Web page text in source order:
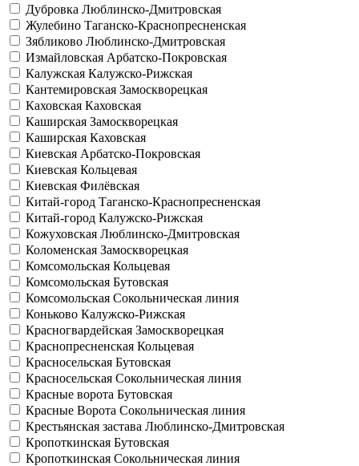
Дубровка Люблинско-Дмитровская
Жулебино Таганско-Краснопресненская
Зябликово Люблинско-Дмитровская
Измайловская Арбатско-Покровская
Калужская Калужско-Рижская
Кантемировская Замоскворецкая
Каховская Каховская
Каширская Замоскворецкая
Каширская Каховская
Киевская Арбатско-Покровская
Киевская Кольцевая
Киевская Филёвская
Китай-город Таганско-Краснопресненская
Китай-город Калужско-Рижская
Кожуховская Люблинско-Дмитровская
Коломенская Замоскворецкая
Комсомольская Кольцевая
Комсомольская Бутовская
Комсомольская Сокольническая линия
Коньково Калужско-Рижская
Красногвардейская Замоскворецкая
Краснопресненская Кольцевая
Красносельская Бутовская
Красносельская Сокольническая линия
Красные ворота Бутовская
Красные Ворота Сокольническая линия
Крестьянская застава Люблинско-Дмитровская
Кропоткинская Бутовская
Кропоткинская Сокольническая линия